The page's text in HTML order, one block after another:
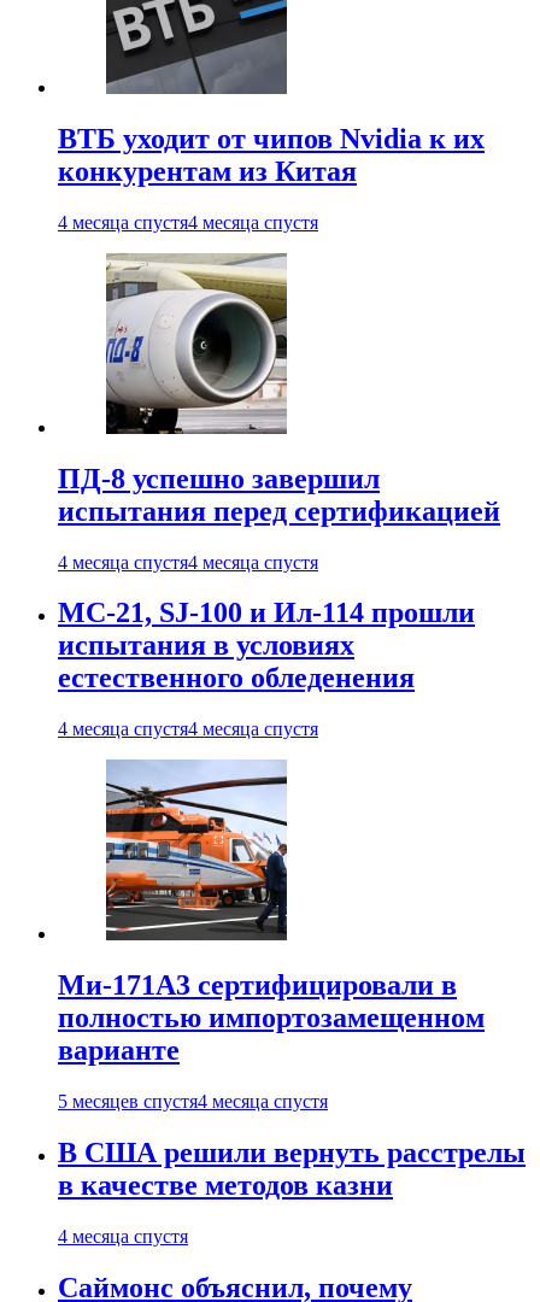
ВТБ уходит от чипов Nvidia к их
конкурентам из Китая
4 месяца спустя4 месяца спустя
ПД-8 успешно завершил
испытания перед сертификацией
4 месяца спустя4 месяца спустя
МС-21, SJ-100 и Ил-114 прошли
испытания в условиях
естественного обледенения
4 месяца спустя4 месяца спустя
Ми-171А3 сертифицировали в
полностью импортозамещенном
варианте
5 месяцев спустя4 месяца спустя
В США решили вернуть расстрелы
в качестве методов казни
4 месяца спустя
Саймонс объяснил, почему